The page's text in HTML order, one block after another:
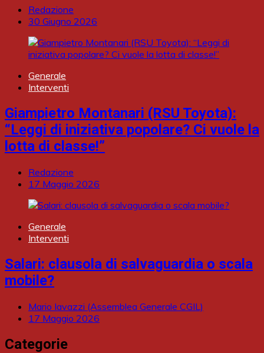
Redazione
30 Giugno 2026
Generale
Interventi
Giampietro Montanari (RSU Toyota):
“Leggi di iniziativa popolare? Ci vuole la
lotta di classe!”
Redazione
17 Maggio 2026
Generale
Interventi
Salari: clausola di salvaguardia o scala
mobile?
Mario Iavazzi (Assemblea Generale CGIL)
17 Maggio 2026
Categorie